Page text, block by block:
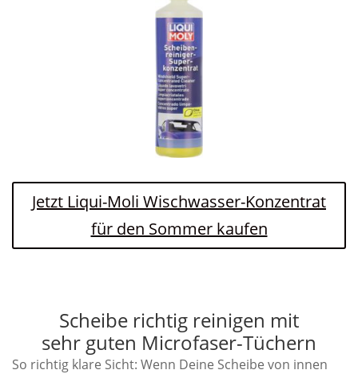
Jetzt Liqui-Moli Wischwasser-Konzentrat
für den Sommer kaufen
Scheibe richtig reinigen mit
sehr guten Microfaser-Tüchern
So richtig klare Sicht: Wenn Deine Scheibe von innen